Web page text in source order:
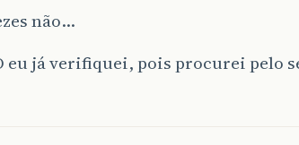
não…
eu já verifiquei, pois procurei pelo